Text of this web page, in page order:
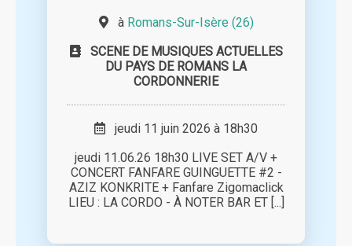
à Romans-Sur-Isère (26)
SCENE DE MUSIQUES ACTUELLES
DU PAYS DE ROMANS LA
CORDONNERIE
jeudi 11 juin 2026 à 18h30
jeudi 11.06.26 18h30 LIVE SET A/V +
CONCERT FANFARE GUINGUETTE #2 -
AZIZ KONKRITE + Fanfare Zigomaclick
LIEU : LA CORDO - À NOTER BAR ET [...]